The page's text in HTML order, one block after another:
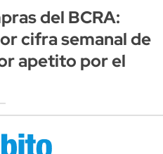
del BCRA:
cifra semanal de
apetito por el